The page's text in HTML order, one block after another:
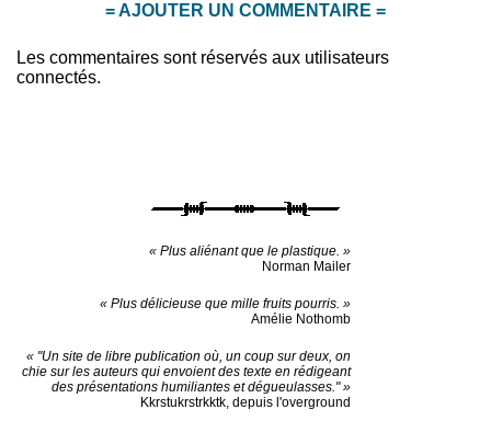
= AJOUTER UN COMMENTAIRE =
Les commentaires sont réservés aux utilisateurs
connectés.
« Plus aliénant que le plastique. »
Norman Mailer
« Plus délicieuse que mille fruits pourris. »
Amélie Nothomb
« "Un site de libre publication où, un coup sur deux, on
chie sur les auteurs qui envoient des texte en rédigeant
des présentations humiliantes et dégueulasses." »
Kkrstukrstrkktk, depuis l'overground